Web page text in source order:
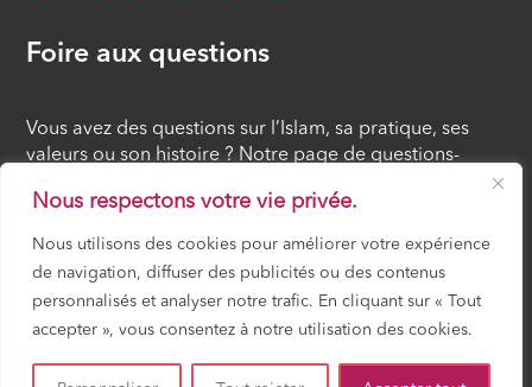
Nous respectons votre vie privée.
Nous utilisons des cookies pour améliorer votre expérience
de navigation, diffuser des publicités ou des contenus
personnalisés et analyser notre trafic. En cliquant sur « Tout
accepter », vous consentez à notre utilisation des cookies.
Foire aux questions
Vous avez des questions sur l’Islam, sa pratique, ses
valeurs ou son histoire ? Notre page de questions-
réponses rassemble des réponses claires et accessibles
à tous, croyants ou simples curieux.
FOIRE AUX QUESTIONS